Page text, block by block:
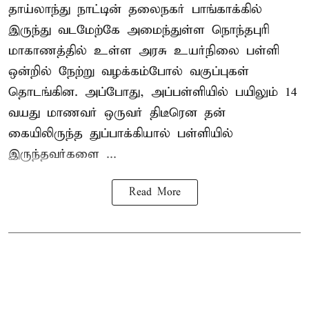
தாய்லாந்து நாட்டின் தலைநகர் பாங்காக்கில்
இருந்து வடமேற்கே அமைந்துள்ள நொந்தபுரி
மாகாணத்தில் உள்ள அரசு உயர்நிலை பள்ளி
ஒன்றில் நேற்று வழக்கம்போல் வகுப்புகள்
தொடங்கின. அப்போது, அப்பள்ளியில் பயிலும் 14
வயது மாணவர் ஒருவர் திடீரென தன்
கையிலிருந்த துப்பாக்கியால் பள்ளியில்
இருந்தவர்களை ...
Read More